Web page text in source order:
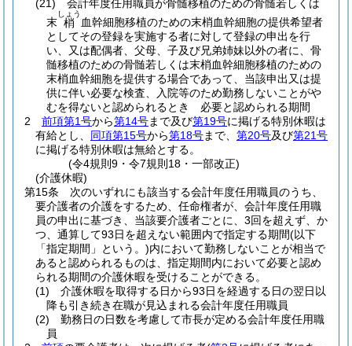
(21)
会計年度任用職員が骨髄移植のための骨髄若しくは
末 梢
しょう
血幹細胞移植のための末梢血幹細胞の提供希望者
としてその登録を実施する者に対して登録の申出を行
い、又は配偶者、父母、子及び兄弟姉妹以外の者に、骨
髄移植のための骨髄若しくは末梢血幹細胞移植のための
末梢血幹細胞を提供する場合であって、当該申出又は提
供に伴い必要な検査、入院等のため勤務しないことがや
むを得ないと認められるとき 必要と認められる期間
2
前項第1号から第14号まで及び第19号に掲げる特別休暇は
有給とし、 同項第15号から第18号まで、 第20号及び第21号
に掲げる特別休暇は無給とする。
(令4規則9・令7規則18・一部改正)
(介護休暇)
第15条
次のいずれにも該当する会計年度任用職員のうち、
要介護者の介護をするため、任命権者が、会計年度任用職
員の申出に基づき、当該要介護者ごとに、3回を超えず、か
つ、通算して93日を超えない範囲内で指定する期間(以下
「指定期間」という。)内において勤務しないことが相当で
あると認められるものは、指定期間内において必要と認め
られる期間の介護休暇を受けることができる。
(1)
介護休暇を取得する日から93日を経過する日の翌日以
降も引き続き在職が見込まれる会計年度任用職員
(2)
勤務日の日数を考慮して市長が定める会計年度任用職
員